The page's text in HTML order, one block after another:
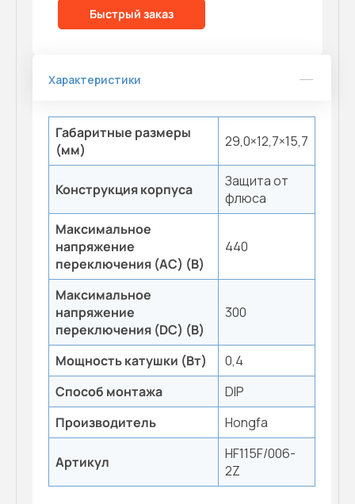
Быстрый заказ
Характеристики
Габаритные размеры
(мм)
29,0×12,7×15,7
Конструкция корпуса
Защита от
флюса
Максимальное
напряжение
переключения (AC) (B)
440
Максимальное
напряжение
переключения (DC) (B)
300
Мощность катушки (Вт)
0,4
Способ монтажа
DIP
Производитель
Hongfa
Артикул
HF115F/006-
2Z